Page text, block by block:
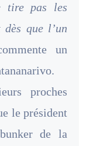
tire pas les
que l’un
un
proches
le président
de la